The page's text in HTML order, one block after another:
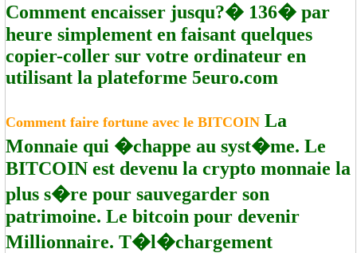
Comment encaisser jusqu?� 136� par
heure simplement en faisant quelques
copier-coller sur votre ordinateur en
utilisant la plateforme 5euro.com
Comment faire fortune avec le BITCOIN La
Monnaie qui �chappe au syst�me. Le
BITCOIN est devenu la crypto monnaie la
plus s�re pour sauvegarder son
patrimoine. Le bitcoin pour devenir
Millionnaire. T�l�chargement